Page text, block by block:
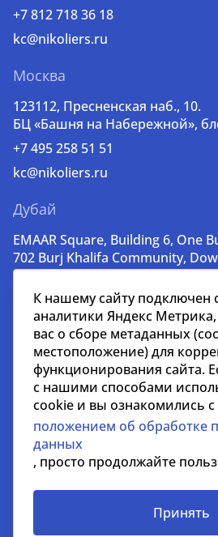
+7 812 718 36 18
kc@nikoliers.ru
Москва
123112, Пресненская наб., 10.
БЦ «Башня на Набережной»,
+7 495 258 51 51
kc@nikoliers.ru
Дубай
EMAAR Square, Building 6, One
702 Burj Khalifa Community,
lead@nikoliers-global.com
© nikoliers.ru 1994 - 2026
Все права защищены
Информация, представленная на
информативный характер и не
распространителем рекламных
Положение об обработке
Условия сотрудничества
К нашему сайту подключен
аналитики Яндекс
вас о сборе метаданных
местоположение) для
функционирования сайта.
с нашими способами
cookie и вы ознакомились с
положением об обработке
данных
, просто продолжайте
Принять